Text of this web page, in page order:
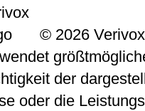
© 2026
der
oder die